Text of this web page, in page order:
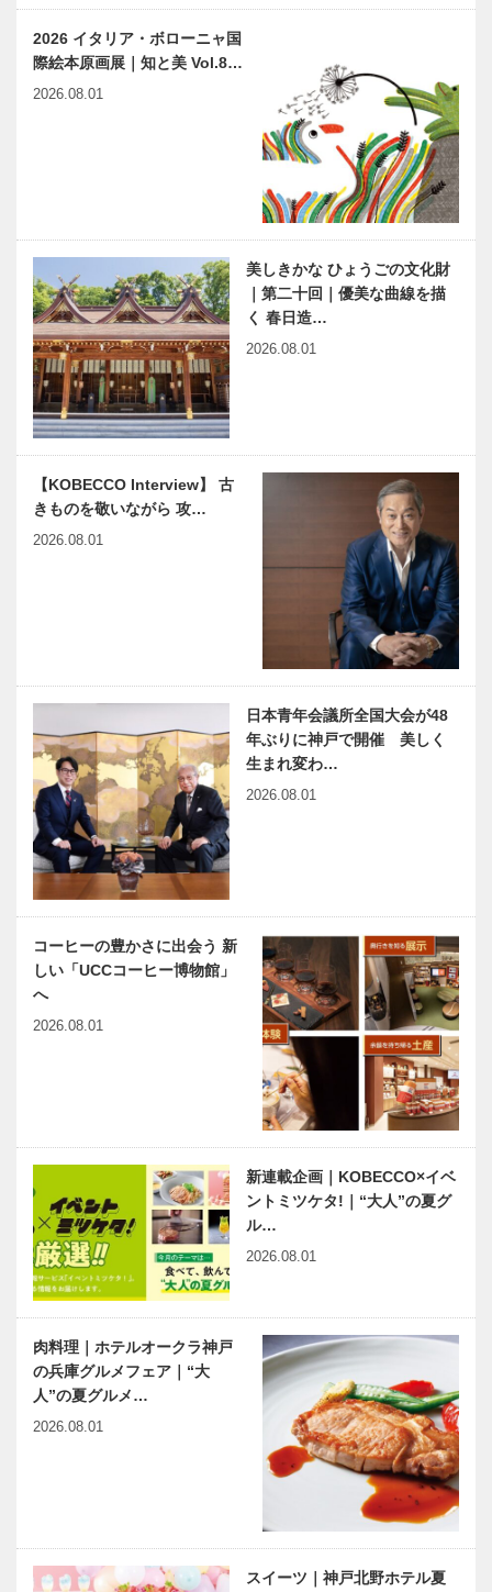
「割烹 波
勢」
め皇蘭」…
ざる偉業～⑰島田叡前編
木のすまいプ
ロジェクト｜
平尾工務店｜
木材編｜
Vol.3 植林
ビリティカン
パニーをめざ
して｜神戸マ
ツダ
兵庫県医師会
第123回
神大病院の魅
力はココだ！
Vol.2形成外
科分野足病医
学部門 辻 依
子先生に聞き
ま…
harmony（はーもにぃ）
ボタン 第九
十三回 キャ
双翼の日の丸
エンジニア｜
KOBECCO
おすすめの一
冊
NEKOBE｜
vol.34 ｜健民
ダイニング・
YUNYUN
NEKOBE｜
vol.33 ｜フラ
ウコウベ
2026 イタリア・ボローニャ国
際絵本原画展｜知と美 Vol.8…
2026.08.01
美しきかな ひょうごの文化財
｜第二十回｜優美な曲線を描
く 春日造…
2026.08.01
【KOBECCO Interview】 古
きものを敬いながら 攻…
2026.08.01
日本青年会議所全国大会が48
年ぶりに神戸で開催 美しく
生まれ変わ…
2026.08.01
コーヒーの豊かさに出会う 新
しい「UCCコーヒー博物館」
へ
2026.08.01
新連載企画｜KOBECCO×イベ
ントミツケタ!｜“大人”の夏グ
ル…
2026.08.01
肉料理｜ホテルオークラ神戸
の兵庫グルメフェア｜“大
人”の夏グルメ…
2026.08.01
スイーツ｜神戸北野ホテル夏